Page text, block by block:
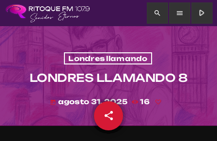
search menu play_arrow
Londres llamando
LONDRES LLAMANDO 8
today agosto 31, 2025 16
share
email